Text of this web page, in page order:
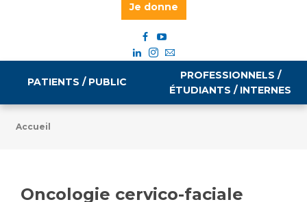
Je donne
PATIENTS / PUBLIC
PROFESSIONNELS /
ÉTUDIANTS / INTERNES
Emploi / formation
Accueil
Oncologie cervico-faciale